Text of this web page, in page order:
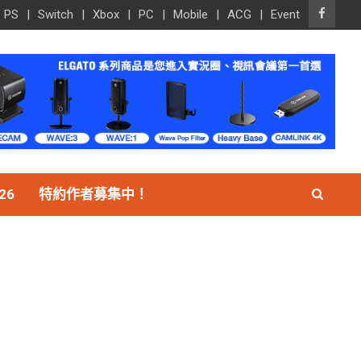
PS Switch Xbox PC Mobile ACG Event
特約作者募集中！